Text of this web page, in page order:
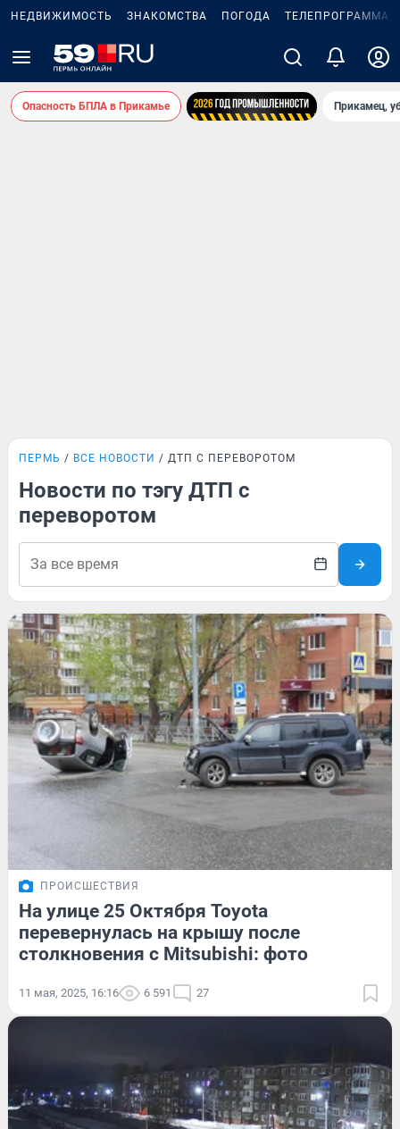
НЕДВИЖИМОСТЬ ЗНАКОМСТВА ПОГОДА ТЕЛЕПРОГРАММА
Опасность БПЛА в Прикамье Прикамец,
ПЕРМЬ ВСЕ НОВОСТИ ДТП С ПЕРЕВОРОТОМ
Новости по тэгу ДТП с
переворотом
ПРОИСШЕСТВИЯ
На улице 25 Октября Toyota
перевернулась на крышу после
столкновения с Mitsubishi: фото
11 мая, 2025, 16:16 6 591 27